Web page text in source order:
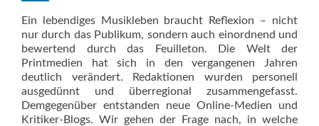
Ein lebendiges Musikleben braucht Reflexion – nicht
nur durch das Publikum, sondern auch einordnend und
bewertend durch das Feuilleton. Die Welt der
Printmedien hat sich in den vergangenen Jahren
deutlich verändert. Redaktionen wurden personell
ausgedünnt und überregional zusammengefasst.
Demgegenüber entstanden neue Online-Medien und
Kritiker-Blogs. Wir gehen der Frage nach, in welche